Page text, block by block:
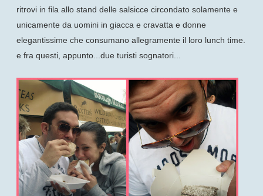
ritrovi in fila allo stand delle salsicce circondato solamente e
unicamente da uomini in giacca e cravatta e donne
elegantissime che consumano allegramente il loro lunch time.
e fra questi, appunto...due turisti sognatori...